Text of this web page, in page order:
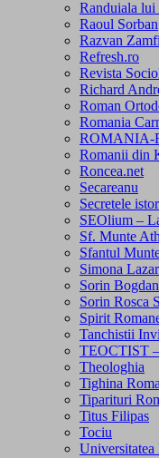
Randuiala lui
Raoul Sorban
Razvan
Refresh.ro
Revista
Richard
Roman
Romania
ROMANIA-
Romanii din
Roncea.net
Secareanu
Secretele
SEOlium –
Sf. Munte
Sfantul
Simona Lazar
Sorin Bogdan
Sorin Rosca
Spirit
Tanchistii
TEOCTIST
Theologhia
Tighina
Tiparituri
Titus Filipas
Tociu
Universitatea